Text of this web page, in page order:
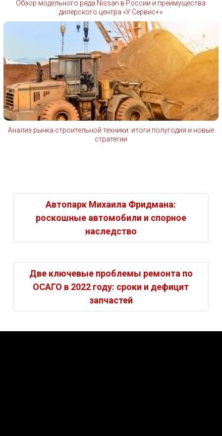
Обзор модельного ряда Nissan в России и преимущества
дилерского центра «У Сервис+»
Анализ рынка строительной техники: итоги полугодия и новые
стратегии
Автопарк Михаила Фридмана:
роскошные автомобили и спорное
наследство
Две ключевые проблемы ремонта по
ОСАГО в 2022 году: сроки и дефицит
запчастей